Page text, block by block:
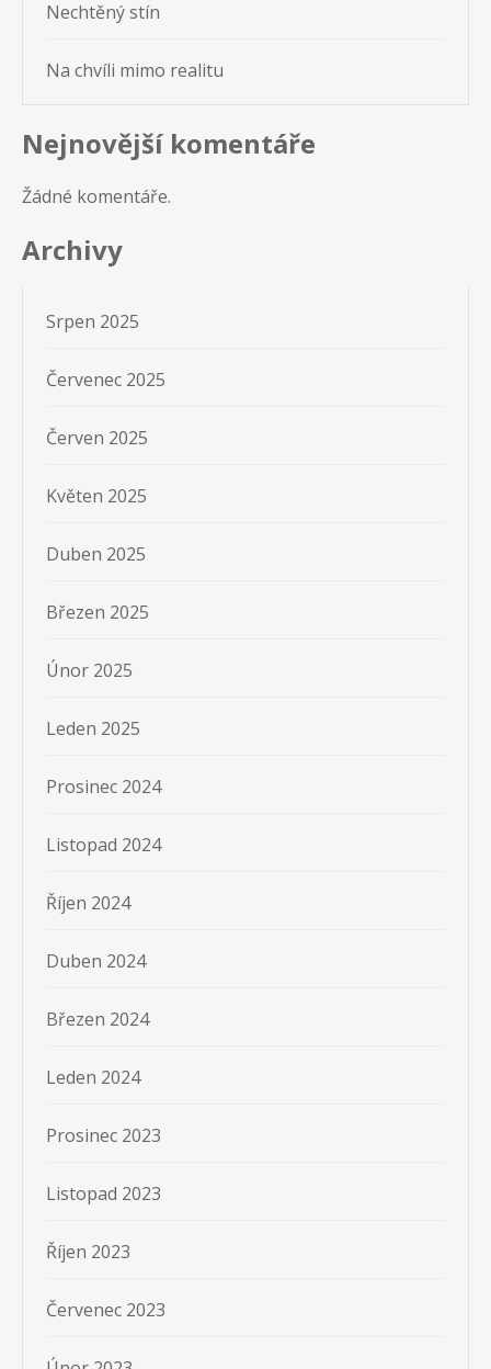
Nechtěný stín
Na chvíli mimo realitu
Nejnovější komentáře
Žádné komentáře.
Archivy
Srpen 2025
Červenec 2025
Červen 2025
Květen 2025
Duben 2025
Březen 2025
Únor 2025
Leden 2025
Prosinec 2024
Listopad 2024
Říjen 2024
Duben 2024
Březen 2024
Leden 2024
Prosinec 2023
Listopad 2023
Říjen 2023
Červenec 2023